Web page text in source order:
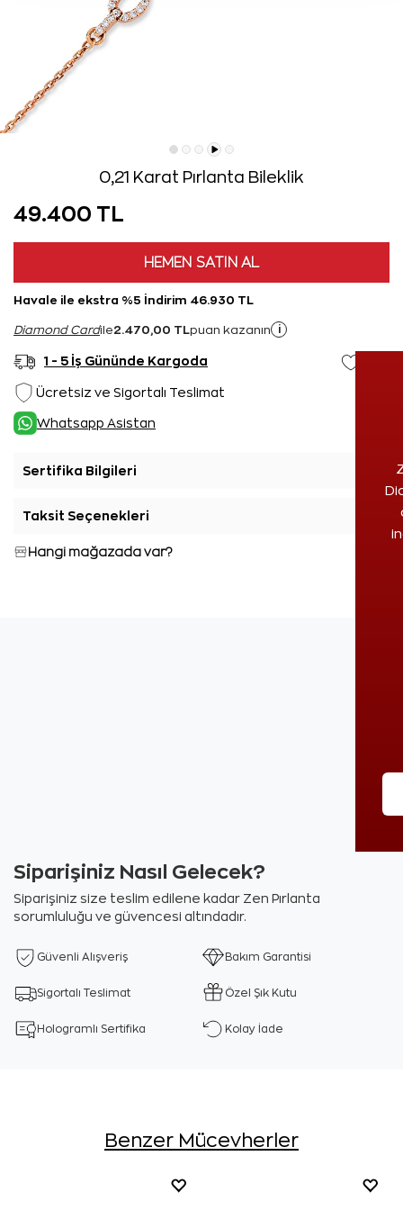
0,21 Karat Pırlanta Bileklik
49.400 TL
HEMEN SATIN AL
Havale ile ekstra %5 İndirim 46.930 TL
Diamond Cardile2.470,00 TL puan kazanın i
1 - 5 İş Gününde Kargoda
Ücretsiz ve Sigortalı Teslimat
Whatsapp Asistan
Sertifika Bilgileri
Taksit Seçenekleri
Hangi mağazada var?
Siparişiniz Nasıl Gelecek?
Siparişiniz size teslim edilene kadar Zen Pırlanta
sorumluluğu ve güvencesi altındadır.
Güvenli Alışveriş Bakım Garantisi
Sigortalı Teslimat Özel Şık Kutu
Hologramlı Sertifika Kolay İade
Benzer Mücevherler